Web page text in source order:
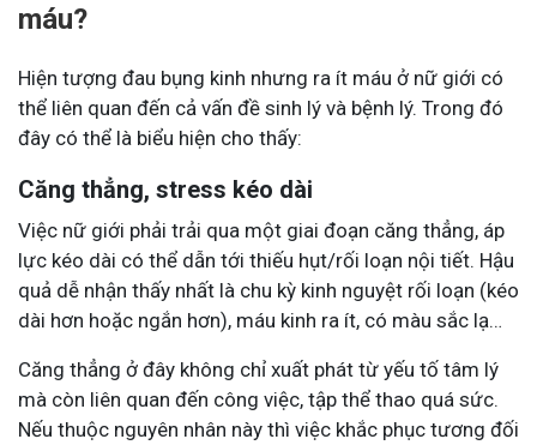
máu?
Hiện tượng đau bụng kinh nhưng ra ít máu ở nữ giới có
thể liên quan đến cả vấn đề sinh lý và bệnh lý. Trong đó
đây có thể là biểu hiện cho thấy:
Căng thẳng, stress kéo dài
Việc nữ giới phải trải qua một giai đoạn căng thẳng, áp
lực kéo dài có thể dẫn tới thiếu hụt/rối loạn nội tiết. Hậu
quả dễ nhận thấy nhất là chu kỳ kinh nguyệt rối loạn (kéo
dài hơn hoặc ngắn hơn), máu kinh ra ít, có màu sắc lạ…
Căng thẳng ở đây không chỉ xuất phát từ yếu tố tâm lý
mà còn liên quan đến công việc, tập thể thao quá sức.
Nếu thuộc nguyên nhân này thì việc khắc phục tương đối